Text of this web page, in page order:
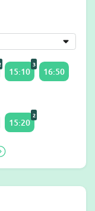
15:10
3
16:50
15:20
2